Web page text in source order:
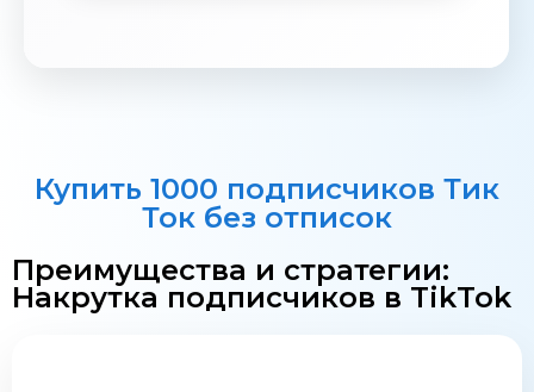
Купить 1000 подписчиков Тик
Ток без отписок
Преимущества и стратегии:
Накрутка подписчиков в TikTok